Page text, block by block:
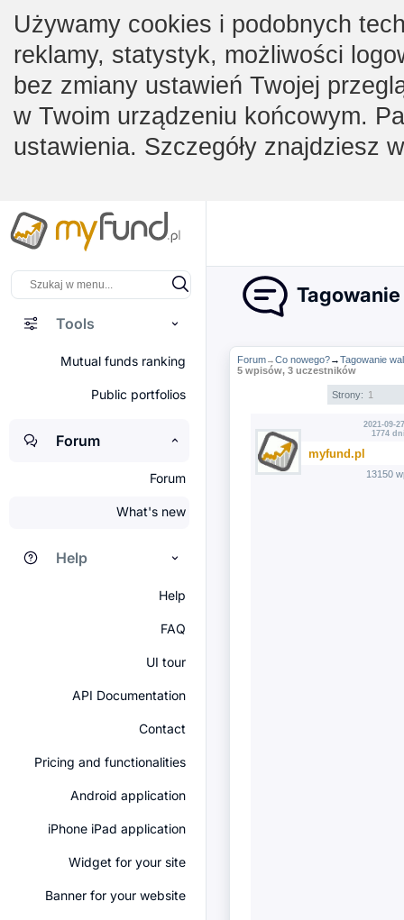
Używamy cookies i podobnych
reklamy, statystyk, możliwości
bez zmiany ustawień Twojej
w Twoim urządzeniu końcowym.
ustawienia. Szczegóły znajdziesz
Tools
Mutual funds ranking
Public portfolios
Forum
Forum
What's new
Help
Help
FAQ
UI tour
API Documentation
Contact
Pricing and functionalities
Android application
iPhone iPad application
Widget for your site
Banner for your website
Forum→Co nowego?→Tagowanie
5 wpisów, 3 uczestników
Strony: 1
2021-09-
1774
myfund.pl
13150